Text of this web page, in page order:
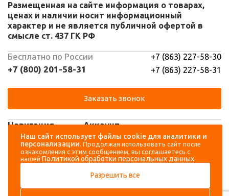
Навигация
Каталог
О компании
Доставка и оплата
Аккаунт
Вход
Регистрация
Размещенная на сайте информация о товарах,
ценах и наличии носит информационный
характер и не является публичной офертой в
смысле ст. 437 ГК РФ
Бесплатно по России
+7 (800) 201-58-31
+7 (863) 227-58-30
+7 (863) 227-58-31
Заказать звонок
Наш сайт использует файлы cookie для аналитики и
персонализации. Продолжая использовать сайт после
ознакомления с этим сообщением, вы соглашаетесь с
нашей Политикой обработки персональных данных.
Разрешить все